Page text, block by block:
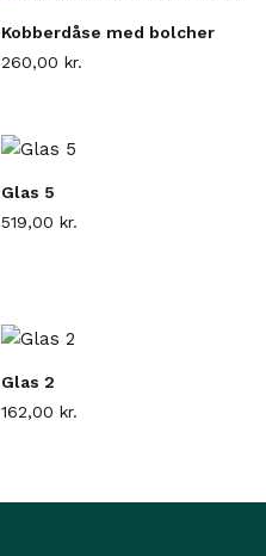
Kobberdåse med bolcher
260,00 kr.
Glas 5
519,00 kr.
Glas 2
162,00 kr.